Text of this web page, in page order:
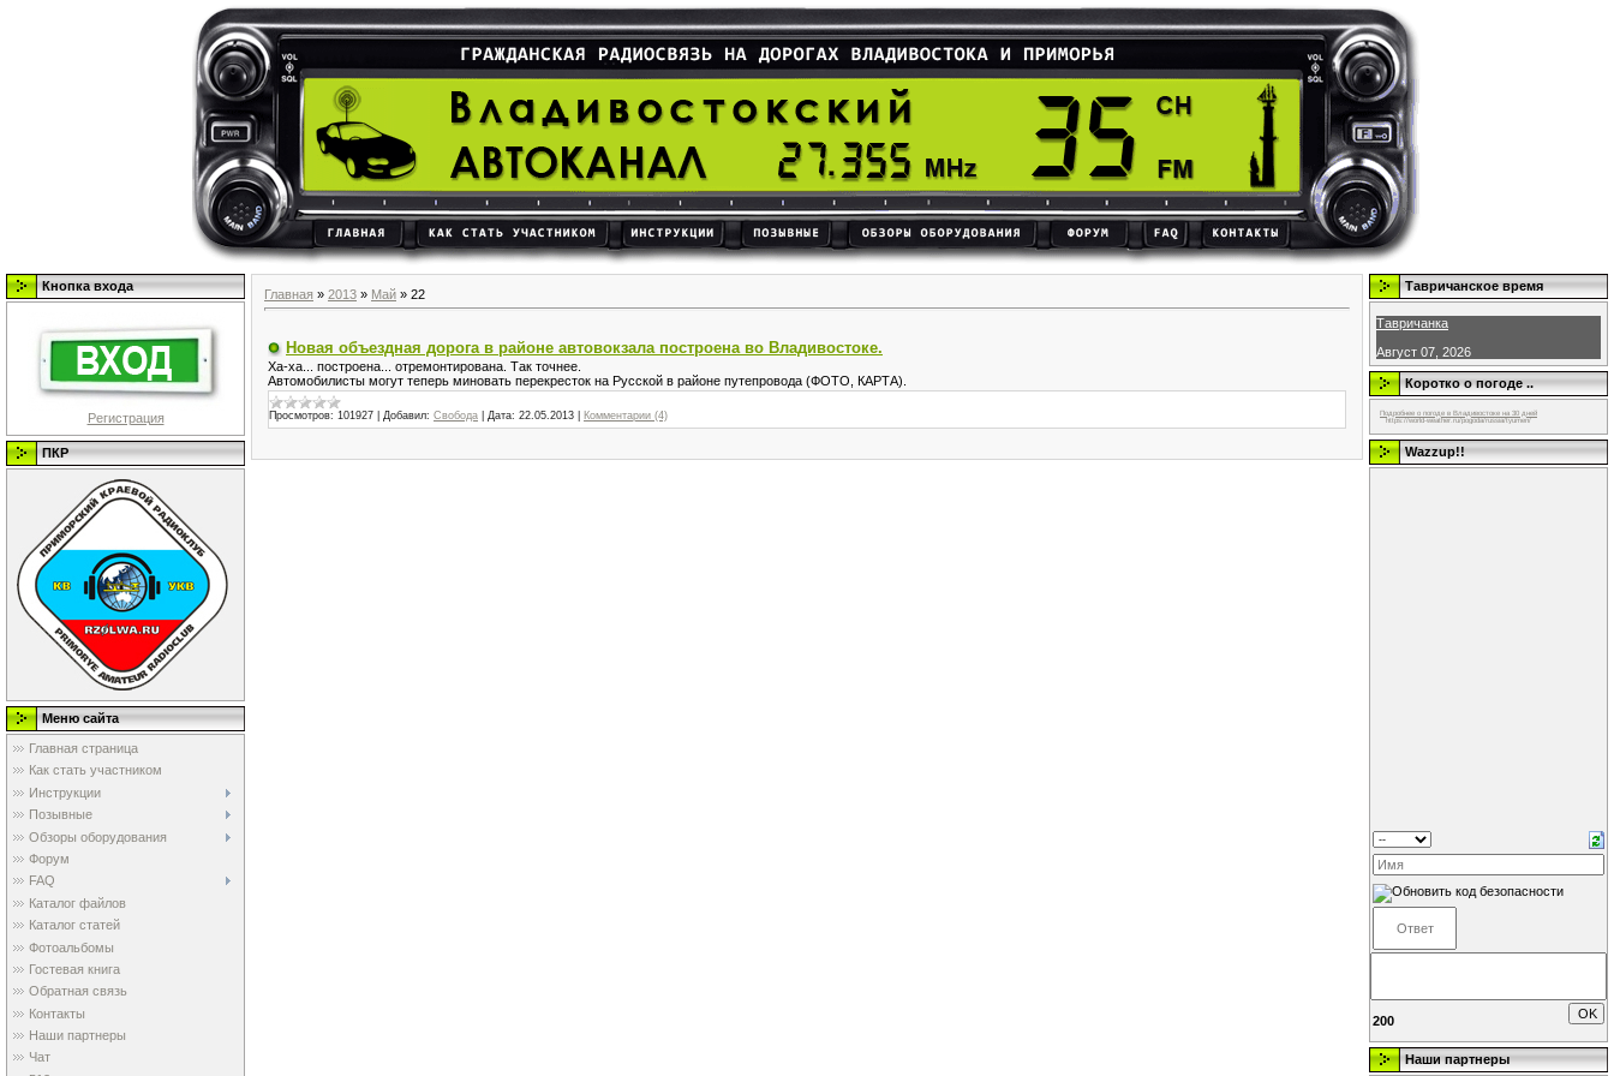
Кнопка входа
Регистрация
ПКР
Меню сайта
Главная страница
Как стать участником
Инструкции
Позывные
Обзоры оборудования
Форум
FAQ
Каталог файлов
Каталог статей
Фотоальбомы
Гостевая книга
Обратная связь
Контакты
Наши партнеры
Чат
Главная » 2013 » Май » 22
Новая объездная дорога в районе автовокзала построена во Владивостоке.
Ха-ха... построена... отремонтирована. Так точнее.
Автомобилисты могут теперь миновать перекресток на Русской в районе путепровода (ФОТО, КАРТА).
Просмотров: 101927 Добавил: Свобода Дата: 22.05.2013 Комментарии (4)
Тавричанское время
Тавричанка
Август 07, 2026
Коротко о погоде ..
Подробнее о погоде в Владивостоке на 30 дней
https://world-weather.ru/pogoda/russia/tyumen/
Wazzup!!
200
Наши партнеры